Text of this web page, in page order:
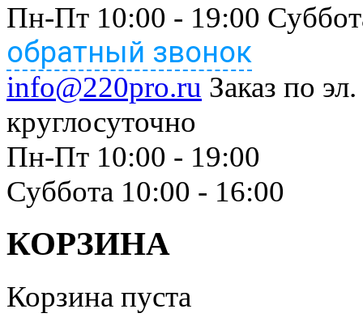
Пн-Пт 10:00 - 19:00
обратный звонок
info@220pro.ru Заказ по
круглосуточно
Пн-Пт 10:00 - 19:00
Суббота 10:00 - 16:00
КОРЗИНА
Корзина пуста